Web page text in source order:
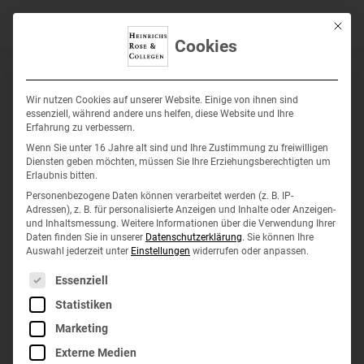
Werden Sie Teil
unseres Teams
Mit
Cookies
Wir nutzen Cookies auf unserer Website. Einige von ihnen sind
essenziell, während andere uns helfen, diese Website und Ihre
Erfahrung zu verbessern.
Wenn Sie unter 16 Jahre alt sind und Ihre Zustimmung zu freiwilligen
Diensten geben möchten, müssen Sie Ihre Erziehungsberechtigten um
Erlaubnis bitten.
Personenbezogene Daten können verarbeitet werden (z. B. IP-
Adressen), z. B. für personalisierte Anzeigen und Inhalte oder Anzeigen-
und Inhaltsmessung. Weitere Informationen über die Verwendung Ihrer
Daten finden Sie in unserer Datenschutzerklärung. Sie können Ihre
Auswahl jederzeit unter Einstellungen widerrufen oder anpassen.
Es folgt eine Liste der Service-Gruppen, für die
Essenziell
Statistiken
Marketing
Externe Medien